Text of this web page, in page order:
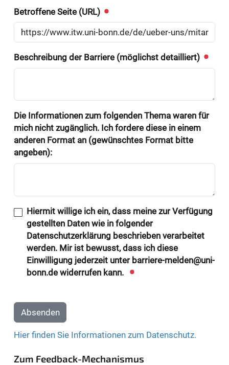
Betroffene Seite (URL)
Beschreibung der Barriere (möglichst detailliert)
Die Informationen zum folgenden Thema waren für
mich nicht zugänglich. Ich fordere diese in einem
anderen Format an (gewünschtes Format bitte
angeben):
Hiermit willige ich ein, dass meine zur Verfügung
gestellten Daten wie in folgender
Datenschutzerklärung beschrieben verarbeitet
werden. Mir ist bewusst, dass ich diese
Einwilligung jederzeit unter barriere-melden@uni-
bonn.de widerrufen kann.
Absenden
Hier finden Sie Informationen zum Datenschutz.
Zum Feedback-Mechanismus